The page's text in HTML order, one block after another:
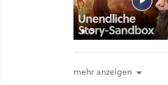
5
mehr anzeigen